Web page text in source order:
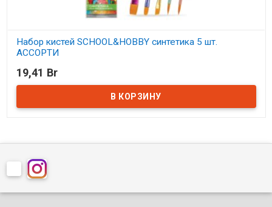
Набор кистей SCHOOL&HOBBY синтетика 5 шт.
АССОРТИ
В наличии
19,41 Br